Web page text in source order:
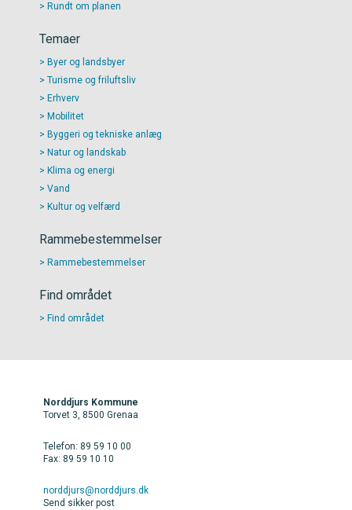
Rundt om planen
Temaer
Byer og landsbyer
Turisme og friluftsliv
Erhverv
Mobilitet
Byggeri og tekniske anlæg
Natur og landskab
Klima og energi
Vand
Kultur og velfærd
Rammebestemmelser
Rammebestemmelser
Find området
Find området
Norddjurs Kommune
Torvet 3, 8500 Grenaa
Telefon: 89 59 10 00
Fax: 89 59 10 10
norddjurs@norddjurs.dk
Send sikker post